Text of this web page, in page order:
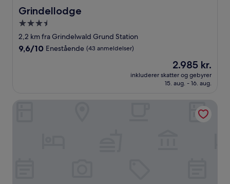
Grindellodge
Grindellodge
3.5-
stjernet
overnatningssted
2,2 km fra Grindelwald Grund Station
9.6
anmeldelser)
9,6/10 Enestående (43 anmeldelser)
Prisen
er
2.985 kr.
2.985 kr.
inkluderer skatter og gebyrer
15. aug. - 16. aug.
BERGWELT GRINDELWALD | ALPINE DESIGN RESORT